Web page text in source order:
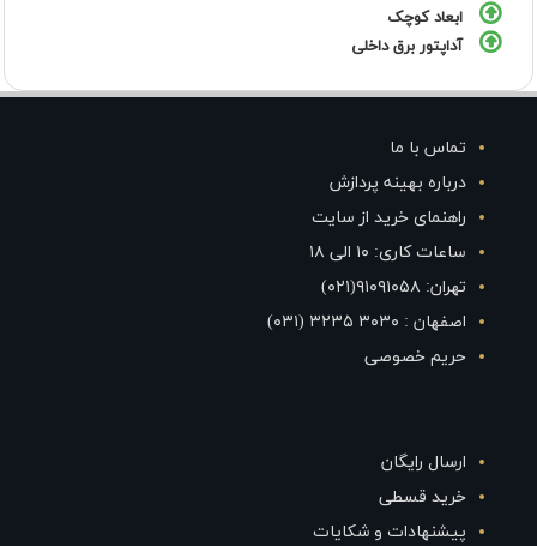
ابعاد کوچک
آداپتور برق داخلی
تماس با ما
درباره بهینه پردازش
راهنمای خرید از سایت
ساعات کاری: ۱۰ الی ۱۸
تهران: ۹۱۰۹۱۰۵۸(۰۲۱)
اصفهان : ۳۰۳۰ ۳۲۳۵ (۰۳۱)
حریم خصوصی
ارسال رایگان
خرید قسطی
پیشنهادات و شکایات